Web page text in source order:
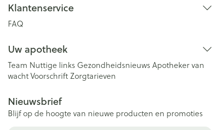
Klantenservice
FAQ
Uw apotheek
Team Nuttige links Gezondheidsnieuws Apotheker van
wachtVoorschriftZorgtarieven
Nieuwsbrief
Blijf op de hoogte van nieuwe producten en promoties